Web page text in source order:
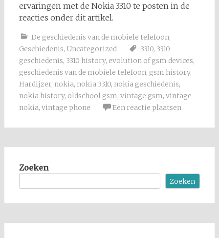
ervaringen met de Nokia 3310 te posten in de
reacties onder dit artikel.
De geschiedenis van de mobiele telefoon,
Geschiedenis, Uncategorized 3310, 3310
geschiedenis, 3310 history, evolution of gsm devices,
geschiedenis van de mobiele telefoon, gsm history,
Hardijzer, nokia, nokia 3310, nokia geschiedenis,
nokia history, oldschool gsm, vintage gsm, vintage
nokia, vintage phone Een reactie plaatsen
Zoeken
Zoeken